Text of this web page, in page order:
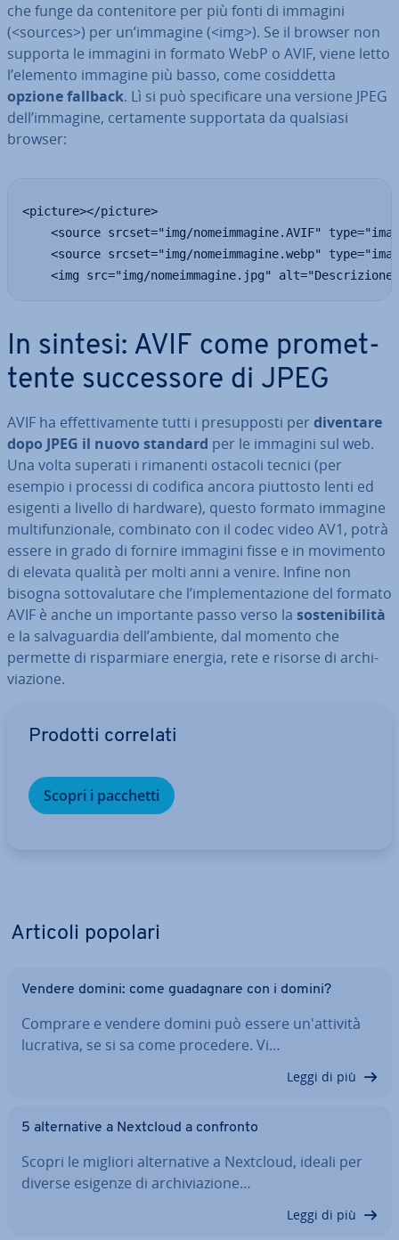
che funge da con­te­ni­to­re per più fonti di immagini
(<sources>) per un’immagine (<img>). Se il browser non
supporta le immagini in formato WebP o AVIF, viene letto
l’elemento immagine più basso, come co­sid­det­ta
opzione fallback. Lì si può spe­ci­fi­ca­re una versione JPEG
dell’immagine, cer­ta­men­te sup­por­ta­ta da qualsiasi
browser:
<picture></picture>
<img src="img/nomeimmagine.jpg"
In sintesi: AVIF come pro­met­
ten­te suc­ces­so­re di JPEG
AVIF ha ef­fet­ti­va­men­te tutti i pre­sup­po­sti per diventare
dopo JPEG il nuovo standard per le immagini sul web.
Una volta superati i rimanenti ostacoli tecnici (per
esempio i processi di codifica ancora piuttosto lenti ed
esigenti a livello di hardware), questo formato immagine
mul­ti­fun­zio­na­le, combinato con il codec video AV1, potrà
essere in grado di fornire immagini fisse e in movimento
di elevata qualità per molti anni a venire. Infine non
bisogna sot­to­va­lu­ta­re che l’im­ple­men­ta­zio­ne del formato
AVIF è anche un im­por­tan­te passo verso la so­ste­ni­bi­li­tà
e la sal­va­guar­dia dell’ambiente, dal momento che
permette di ri­spar­mia­re energia, rete e risorse di ar­chi­
via­zio­ne.
Prodotti correlati
Scopri i pacchetti
Articoli popolari
Vendere domini: come gua­da­gna­re con i domini?
Comprare e vendere domini può essere un'at­ti­vi­tà
lucrativa, se si sa come procedere. Vi…
Leggi di più
5 al­ter­na­ti­ve a Nextcloud a confronto
Scopri le migliori al­ter­na­ti­ve a Nextcloud, ideali per
diverse esigenze di ar­chi­via­zio­ne…
Leggi di più